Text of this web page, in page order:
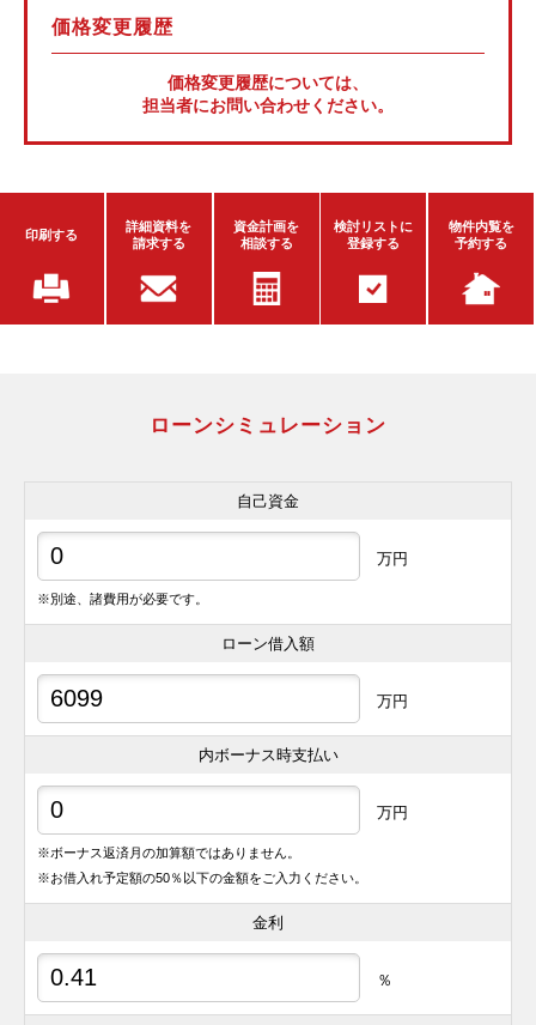
価格変更履歴
価格変更履歴については、
担当者にお問い合わせください。
印刷する
詳細資料を
請求する
資金計画を
相談する
検討リストに
登録する
物件内覧を
予約する
ローンシミュレーション
自己資金
万円
※別途、諸費用が必要です。
ローン借入額
万円
内ボーナス時支払い
万円
※ボーナス返済月の加算額ではありません。
※お借入れ予定額の50％以下の金額をご入力ください。
金利
％